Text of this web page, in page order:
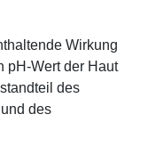
Wirkung
pH-Wert der Haut
des
des